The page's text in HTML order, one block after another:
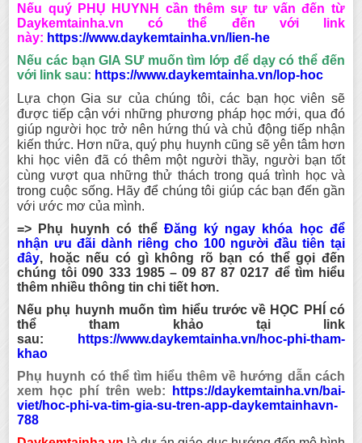
Nếu quý PHỤ HUYNH cần thêm sự tư vấn đến từ
Daykemtainha.vn có thể đến với link
này: https://www.daykemtainha.vn/lien-he
Nếu các bạn GIA SƯ muốn tìm lớp để dạy có thể đến
với link sau: https://www.daykemtainha.vn/lop-hoc
Lựa chọn Gia sư của chúng tôi, các bạn học viên sẽ
được tiếp cận với những phương pháp học mới, qua đó
giúp người học trở nên hứng thú và chủ động tiếp nhận
kiến thức. Hơn nữa, quý phụ huynh cũng sẽ yên tâm hơn
khi học viên đã có thêm một người thầy, người bạn tốt
cùng vượt qua những thử thách trong quá trình học và
trong cuộc sống. Hãy để chúng tôi giúp các bạn đến gần
với ước mơ của mình.
=> Phụ huynh có thể Đăng ký ngay khóa học để
nhận ưu đãi dành riêng cho 100 người đầu tiên tại
đây,
hoặc nếu có gì không rõ bạn có thể gọi đến
chúng tôi 090 333 1985 – 09 87 87 0217 để tìm hiểu
thêm nhiều thông tin chi tiết hơn.
Nếu phụ huynh muốn tìm hiểu trước về HỌC PHÍ có
thể tham khảo tại link
sau:
https://www.daykemtainha.vn/hoc-phi-tham-
khao
Phụ huynh có thể tìm hiểu thêm về hướng dẫn cách
xem học phí trên web:
https://daykemtainha.vn/bai-
viet/hoc-phi-va-tim-gia-su-tren-app-daykemtainhavn-
788